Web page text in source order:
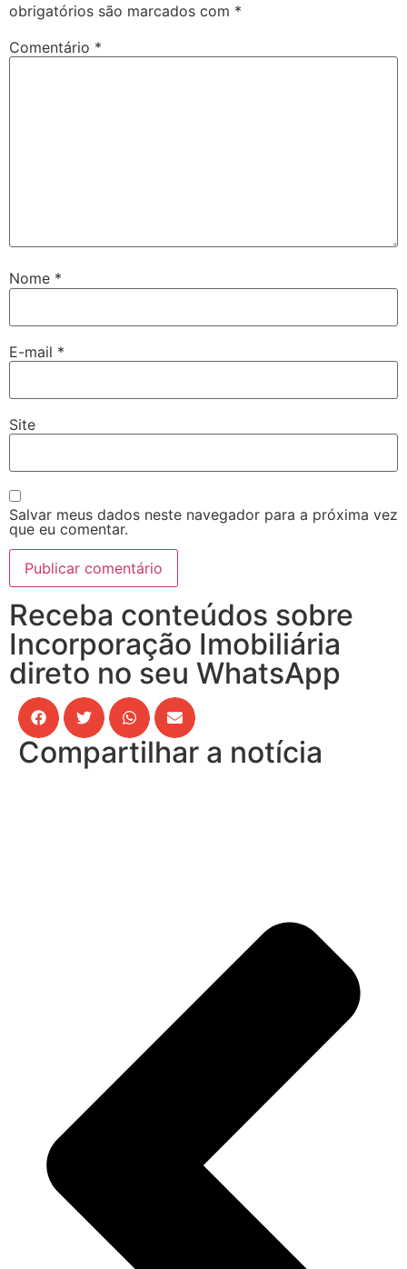
obrigatórios são marcados com *
Comentário *
Nome *
E-mail *
Site
Salvar meus dados neste navegador para a próxima vez
que eu comentar.
Receba conteúdos sobre
Incorporação Imobiliária
direto no seu WhatsApp
Compartilhar a notícia